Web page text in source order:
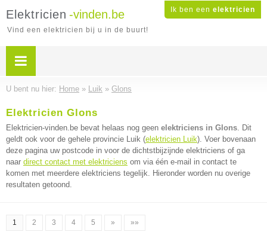
Ik ben een elektricien
Elektricien -vinden.be
Vind een elektricien bij u in de buurt!
U bent nu hier: Home » Luik » Glons
Elektricien Glons
Elektricien-vinden.be bevat helaas nog geen elektriciens in Glons. Dit
geldt ook voor de gehele provincie Luik (elektricien Luik). Voer bovenaan
deze pagina uw postcode in voor de dichtstbijzijnde elektriciens of ga
naar direct contact met elektriciens om via één e-mail in contact te
komen met meerdere elektriciens tegelijk. Hieronder worden nu overige
resultaten getoond.
1 2 3 4 5 » »»